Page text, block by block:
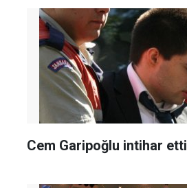
Cem Garipoğlu intihar etti